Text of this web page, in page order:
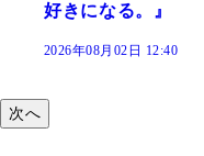
『BOUND』
2026年08月02日 12:35
次へ